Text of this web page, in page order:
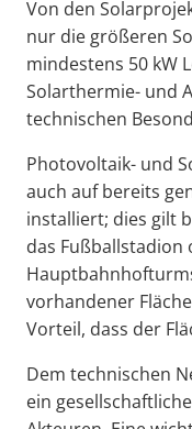
Von den
nur die größeren
mindestens 50 kW
Solarthermie- und
technischen
Photovoltaik- und
auch auf bereits
installiert; dies gilt
das Fußballstadion
vorhandener
Vorteil, dass der
Dem technischen
ein